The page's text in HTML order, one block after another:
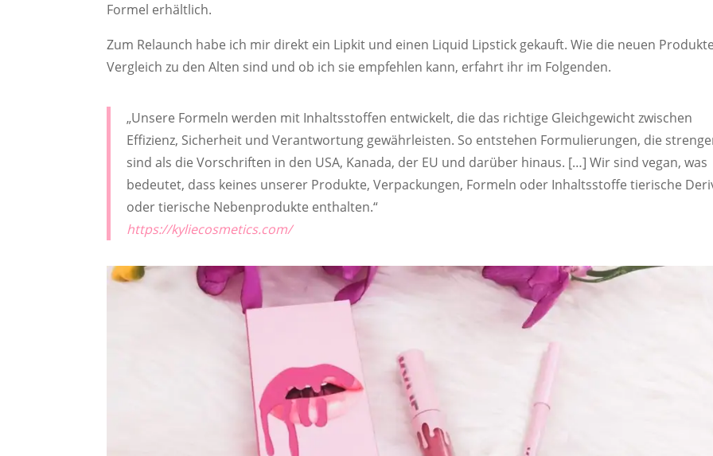
Formel erhältlich.
Zum Relaunch habe ich mir direkt ein Lipkit und einen Liquid Lipstick gekauft. Wie die neuen
Vergleich zu den Alten sind und ob ich sie empfehlen kann, erfahrt ihr im Folgenden.
„Unsere Formeln werden mit Inhaltsstoffen entwickelt, die das richtige Gleichgewicht zwischen
Effizienz, Sicherheit und Verantwortung gewährleisten. So entstehen Formulierungen, die
sind als die Vorschriften in den USA, Kanada, der EU und darüber hinaus. […] Wir sind vegan, was
bedeutet, dass keines unserer Produkte, Verpackungen, Formeln oder Inhaltsstoffe tierische
oder tierische Nebenprodukte enthalten.“
https://kyliecosmetics.com/